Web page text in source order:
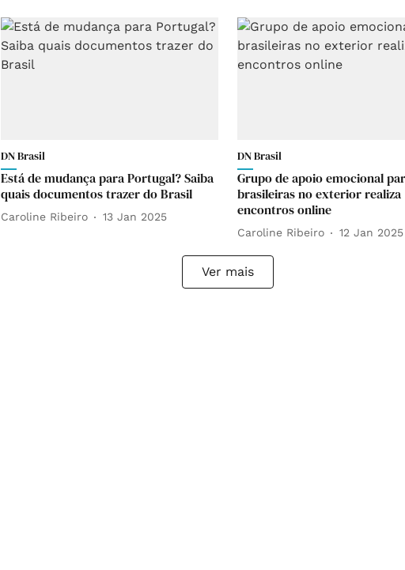
DN Brasil
Está de mudança para Portugal? Saiba
quais documentos trazer do Brasil
Caroline Ribeiro 13 Jan 2025
DN Brasil
Grupo de apoio emocional
brasileiras no exterior realiza
encontros online
Caroline Ribeiro 12 Jan 2025
Ver mais